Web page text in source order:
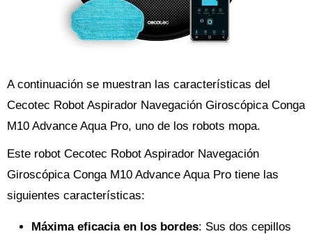
A continuación se muestran las características del
Cecotec Robot Aspirador Navegación Giroscópica Conga
M10 Advance Aqua Pro, uno de los robots mopa.
Este robot Cecotec Robot Aspirador Navegación
Giroscópica Conga M10 Advance Aqua Pro tiene las
siguientes características:
Máxima eficacia en los bordes: Sus dos cepillos